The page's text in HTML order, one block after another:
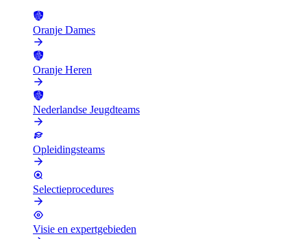
Oranje Dames
Oranje Heren
Nederlandse Jeugdteams
Opleidingsteams
Selectieprocedures
Visie en expertgebieden